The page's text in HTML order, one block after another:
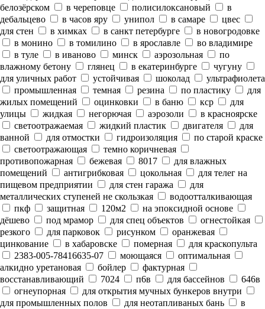
белозёрском
в череповце полисилоксановый
в
дебальцево
в часов яру унипол в самаре
цвес
для стен
в химках в санкт петербурге
в новогродовке
в монино
в томилино в ярославле
во владимире
в туле
в иваново минск аэрозольная
по
влажному бетону
глянец в екатеринбурге
чугуну
для уличных работ
устойчивая шоколад
ультрафиолета
промышленная
темная резина по пластику
для
жилых помещений
оцинковки в баню кср
для
улицы
жидкая негорючая аэрозоли
в красноярске
светоотражаемая
жидкий пластик двигателя
для
ванной
для отмостки гидроизоляция
по старой краске
светоотражающая
темно коричневая
противопожарная
бежевая 8017
для влажных
помещений
антигрибковая цокольная
для телег на
пищевом предприятии
для стен гаража
для
металлических ступеней не скользкая
водоотталкивающая
пкф
защитная 120м2
на эпоксидной основе
дёшево
под мрамор для спец объектов
огнестойкая
резкого
для парковок рисунком
оранжевая
цинкование
в хабаровске померная
для краскопульта
2383-005-78416635-07
моющаяся
оптимальная
алкидно уретановая
бойлер
фактурная
восстанавливающий
7024 п6в для бассейнов
646в
огнеупорная
для открытия мучных бункеров внутри
для промышленных полов
для неотапливаных бань
в